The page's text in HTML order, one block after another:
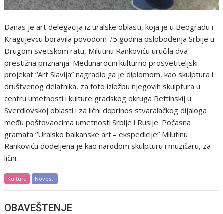
Danas je art delegacija iz uralske oblasti, koja je u Beogradu i
Kragujevcu boravila povodom 75 godina oslobođenja Srbije u
Drugom svetskom ratu, Milutinu Rankoviću uručila dva
prestižna priznanja. Međunarodni kulturno prosvetiteljski
projekat “Art Slavija” nagradio ga je diplomom, kao skulptura i
društvenog delatnika, za foto izložbu njegovih skulptura u
centru umetnosti i kulture gradskog okruga Reftinskij u
Sverdlovskoj oblasti i za lični doprinos stvaralačkog dijaloga
među poštovaocima umetnosti Srbije i Rusije. Počasna
gramata “Uralsko balkanske art – ekspedicije” Milutinu
Rankoviću dodeljena je kao narodom skulpturu i muzičaru, za
lični…
Kultura Novosti
OBAVEŠTENJE